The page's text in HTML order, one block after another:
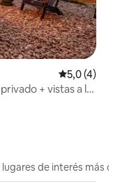
5,0 (4)
+ vistas a la
lugares de interés más